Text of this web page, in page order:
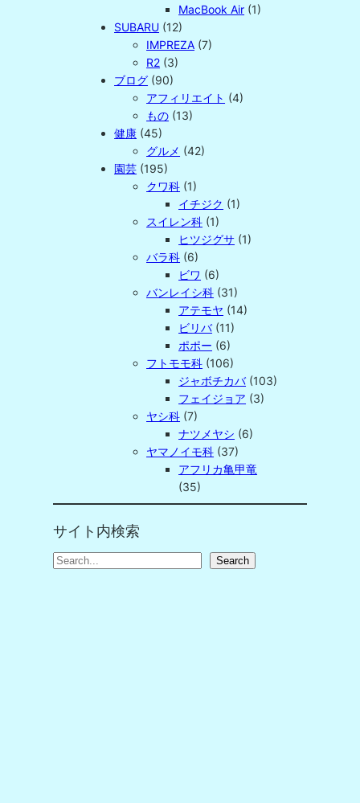
MacBook Air (1)
SUBARU (12)
IMPREZA (7)
R2 (3)
ブログ (90)
アフィリエイト (4)
もの (13)
健康 (45)
グルメ (42)
園芸 (195)
クワ科 (1)
イチジク (1)
スイレン科 (1)
ヒツジグサ (1)
バラ科 (6)
ビワ (6)
バンレイシ科 (31)
アテモヤ (14)
ビリバ(11)
ポポー (6)
フトモモ科 (106)
ジャボチカバ(103)
フェイジョア (3)
ヤシ科 (7)
ナツメヤシ (6)
ヤマノイモ科 (37)
アフリカ亀甲竜
(35)
サイト内検索
S
Search